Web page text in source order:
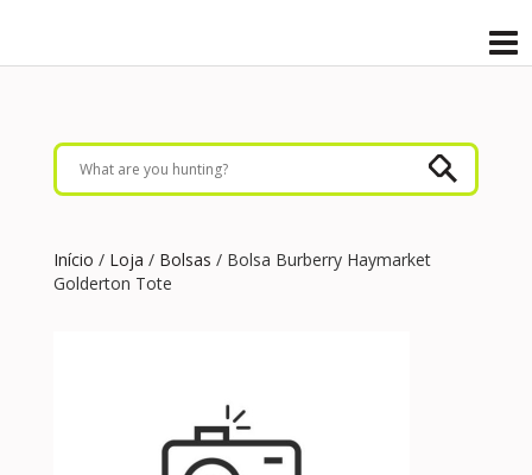
Início / Loja / Bolsas / Bolsa Burberry Haymarket
Golderton Tote